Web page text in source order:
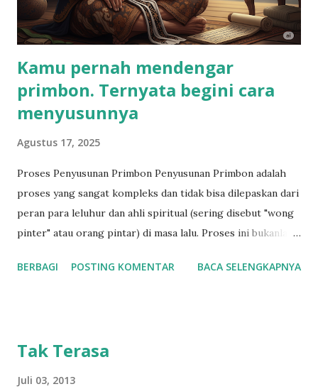
Mereka akan melakukan riset mendalam di internet dan
membandingkan ulasan sebelum membuat keputusan.
Perilaku Ini Meluas...
Kamu pernah mendengar
primbon. Ternyata begini cara
menyusunnya
Agustus 17, 2025
Proses Penyusunan Primbon Penyusunan Primbon adalah
proses yang sangat kompleks dan tidak bisa dilepaskan dari
peran para leluhur dan ahli spiritual (sering disebut "wong
pinter" atau orang pintar) di masa lalu. Proses ini bukanlah
pengamatan mendalam, perhitungan, dan pengetahuan yang
fenomena alam dan kejadian di sekitar mereka dengan
BERBAGI POSTING KOMENTAR BACA SELENGKAPNYA
Tak Terasa
Juli 03, 2013